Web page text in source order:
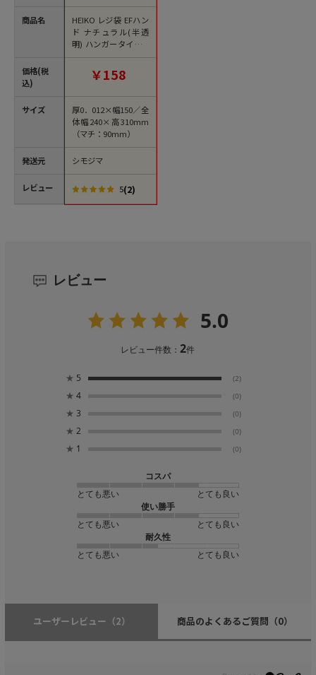
商品名
価格(税
込)
サイズ
発送元
レビュー
HEIKO レジ袋 EFハン
ド ナチュラル(半透
明) ハンガータイプ 3
S 100枚/袋
￥158
厚0．012×幅150／全
体幅240×高310mm
（マチ：90mm）
シモジマ
5(2)
レビュー
5.0
レビュー件数：2件
★ 5 (2)
★ 4 (0)
★ 3 (0)
★ 2 (0)
★ 1 (0)
コスパ
とても悪い
とても良い
使い勝手
とても悪い
とても良い
耐久性
とても悪い
とても良い
ユーザーレビュー （2） 商品のよくあるご質問 （0）